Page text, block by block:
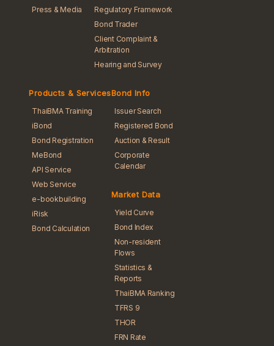
Press & Media
Regulatory Framework
Bond Trader
Client Complaint &
Arbitration
Hearing and Survey
Products & Services
ThaiBMA Training
iBond
Bond Registration
MeBond
API Service
Web Service
e-bookbuilding
iRisk
Bond Calculation
Bond Info
Issuer Search
Registered Bond
Auction & Result
Corporate
Calendar
Market Data
Yield Curve
Bond Index
Non-resident
Flows
Statistics &
Reports
ThaiBMA Ranking
TFRS 9
THOR
FRN Rate